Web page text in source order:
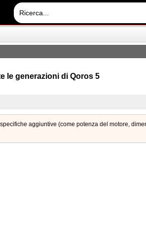
le generazioni di Qoros 5
aggiuntive (come potenza del motore,